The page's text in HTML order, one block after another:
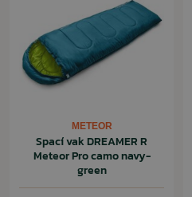
METEOR
Spací vak DREAMER R
Meteor Pro camo navy-
green